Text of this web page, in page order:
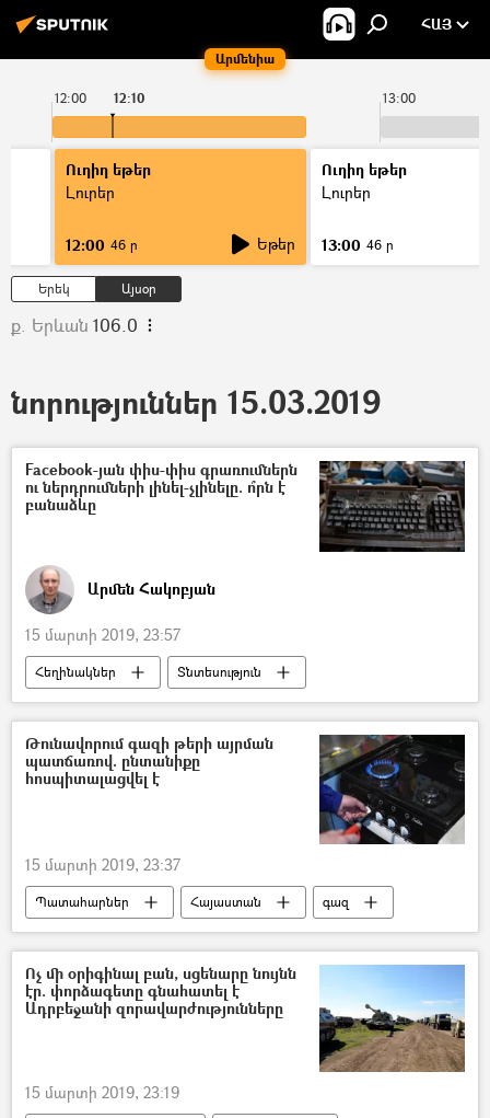
Արմենիա
ՀԱՅ
12:00 13:00
12:10
Ուղիղ եթեր
Լուրեր
12:00 46 ր Եթեր
Ուղիղ եթեր
Լուրեր
13:00 46 ր
Երեկ Այսօր
ք. Երևան 106.0
նորություններ 15.03.2019
Facebook-յան փիս-փիս գրառումներն
ու ներդրումների լինել-չլինելը. ո՞րն է
բանաձևը
Արմեն Հակոբյան
15 մարտի 2019, 23:57
Հեղինակներ
Տնտեսություն
Հայաստան
ՀՀ կառավարություն
«Թավշյա հեղափոխություն»
Թունավորում գազի թերի այրման
պատճառով. ընտանիքը
հոսպիտալացվել է
15 մարտի 2019, 23:37
Պատահարներ Հայաստան
գազ
«Գազպրոմ Արմենիա» ընկերություն
Ոչ մի օրիգինալ բան, սցենարը նույնն
էր. փորձագետը գնահատել է
Ադրբեջանի զորավարժությունները
15 մարտի 2019, 23:19